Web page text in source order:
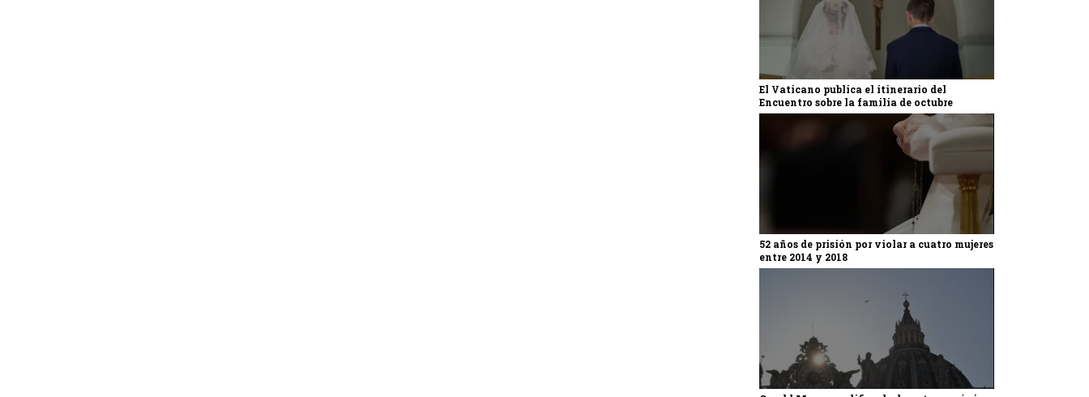
El Vaticano publica el itinerario del
Encuentro sobre la familia de octubre
52 años de prisión por violar a cuatro mujeres
entre 2014 y 2018